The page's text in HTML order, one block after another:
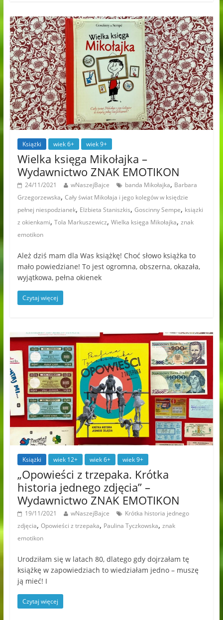
Książki wiek 6+ wiek 9+
Wielka księga Mikołajka –
Wydawnictwo ZNAK EMOTIKON
24/11/2021 wNaszejBajce banda Mikołajka, Barbara
Grzegorzewska, Cały świat Mikołaja i jego kolegów w księdzie
pełnej niespodzianek, Elżbieta Staniszkis, Goscinny Sempe, ksiązki
z okienkami, Tola Markuszewicz, Wielka księga Mikołajka, znak
emotikon
Ależ dziś mam dla Was książkę! Choć słowo książka to
mało powiedziane! To jest ogromna, obszerna, okazała,
wyjątkowa, pełna okienek
Czytaj więcej
Książki wiek 12+ wiek 6+ wiek 9+
„Opowieści z trzepaka. Krótka
historia jednego zdjęcia” –
Wydawnictwo ZNAK EMOTIKON
19/11/2021 wNaszejBajce
Krótka historia jednego
zdjęcia, Opowieści z trzepaka, Paulina Tyczkowska, znak
emotikon
Urodziłam się w latach 80, dlatego gdy dojrzałam tę
książkę w zapowiedziach to wiedziałam jedno – muszę
ją mieć! I
Czytaj więcej